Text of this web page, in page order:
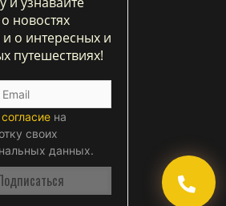
новостях
о интересных и
путешествиях!
согласие на
своих
данных.